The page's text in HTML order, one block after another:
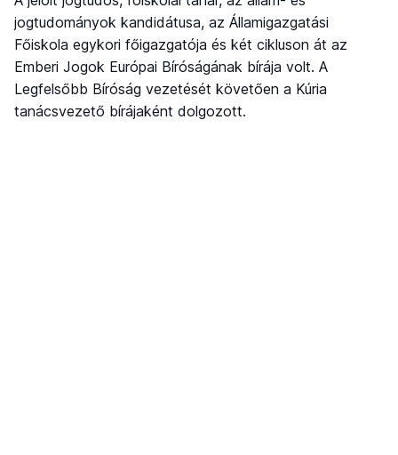
jogtudományok kandidátusa, az Államigazgatási
Főiskola egykori főigazgatója és két cikluson át az
Emberi Jogok Európai Bíróságának bírája volt. A
Legfelsőbb Bíróság vezetését követően a Kúria
tanácsvezető bírájaként dolgozott.